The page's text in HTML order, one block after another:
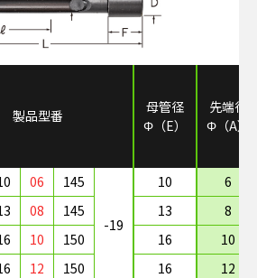
製品型番
母管径
Φ（E）
先端径
Φ（A）
06 145
-19
10
6
08 145 13
8
10 150 16
10
12 150 16 12